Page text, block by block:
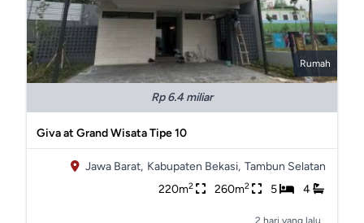
Rumah
Rp 6.4 miliar
Giva at Grand Wisata Tipe 10
Jawa Barat, Kabupaten Bekasi, Tambun Selatan
220m2 260m2 5 4
2 hari yang lalu